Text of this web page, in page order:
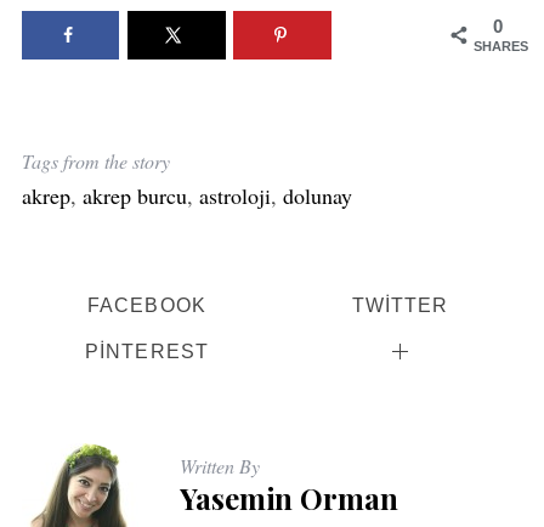
0
SHARES
Tags from the story
akrep, akrep burcu, astroloji, dolunay
FACEBOOK TWITTER
PINTEREST
Written By
Yasemin Orman